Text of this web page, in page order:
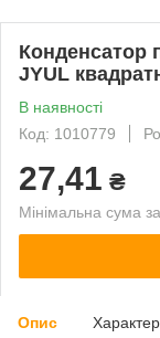
Конденсатор
JYUL
В наявності
Код: 1010779
27,41 ₴
Мінімальна сума
Опис